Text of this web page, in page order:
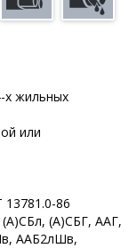
х жильных
или
86
(А)СБГ, ААГ,
ААБ2лШв,